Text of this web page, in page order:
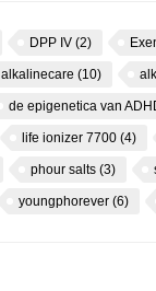
DPP IV (2)
alkalinecare (10)
de epigenetica van
life ionizer 7700 (4)
phour salts (3)
youngphorever (6)